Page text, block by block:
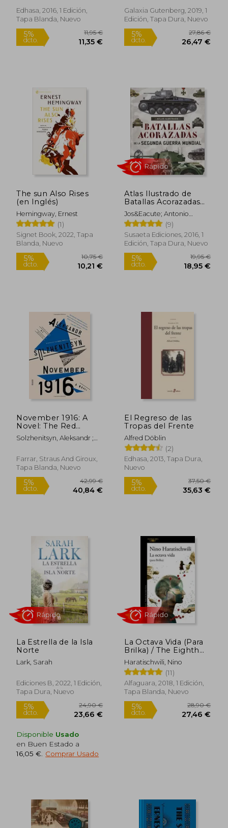
5%
dcto.
23,00 €
21,85 €
5%
dcto.
Edhasa, 2016, 1 Edición,
Tapa Blanda, Nuevo
Galaxia Gutenberg, 2019, 1
Edición, Tapa Dura, Nuevo
The sun Also Rises
(en Inglés)
Hemingway, Ernest
(1)
Signet Book, 2022, Tapa
Blanda, Nuevo
Atlas Ilustrado de
Batallas Acorazadas
de la Segunda Guerra
Mundial
Jos&Eacute; Antonio
Alcaide Yebra(9)
Susaeta Ediciones, 2016, 1
Edición, Tapa Dura, Nuevo
dcto.
Rápido
November 1916: A
Novel: The Red
Wheel II (FSG
Classics) (en Inglés)
Solzhenitsyn, Aleksandr ;
Farrar, Straus And Giroux,
Tapa Blanda, Nuevo
El Regreso de las
Tropas del Frente
Alfred Döblin
(2)
Edhasa, 2013, Tapa Dura,
Nuevo
La Estrella de la Isla
Norte
Lark, Sarah
Ediciones B, 2022, 1 Edición,
Tapa Dura, Nuevo
Disponible Usado
en Buen Estado a
16,05 € Comprar Usado
La Octava Vida (Para
Brilka) / The Eighth
Life (for Brilka)
Haratischwili, Nino
(11)
Alfaguara, 2018, 1 Edición,
Tapa Blanda, Nuevo